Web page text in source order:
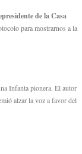
de la Casa
para mostrarnos a la
Infanta pionera. El autor
alzar la voz a favor del